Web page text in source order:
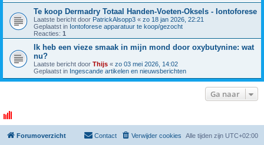
Te koop Dermadry Totaal Handen-Voeten-Oksels - Iontoforese
Laatste bericht door PatrickAlsopp3 « zo 18 jan 2026, 22:21
Geplaatst in Iontoforese apparatuur te koop/gezocht
Reacties: 1
Ik heb een vieze smaak in mijn mond door oxybutynine: wat
nu?
Laatste bericht door Thijs « zo 03 mei 2026, 14:02
Geplaatst in Ingescande artikelen en nieuwsberichten
Ga naar
Forumoverzicht Alle tijden zijn UTC+02:00
Verwijder cookies
Contact